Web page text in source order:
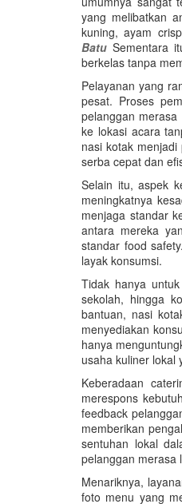
yang melibatkan
kuning, ayam
Batu Sementara
berkelas tanpa
Pelayanan yang
pesat. Proses
pelanggan
ke lokasi acara
nasi kotak
serba cepat dan
Selain itu, aspek
meningkatnya
menjaga standar
antara mereka
standar food
layak konsumsi.
Tidak hanya
sekolah, hingga
bantuan, nasi
menyediakan
hanya
usaha kuliner lokal
Keberadaan
merespons
feedback
memberikan
sentuhan lokal
pelanggan merasa
Menariknya,
foto menu yang